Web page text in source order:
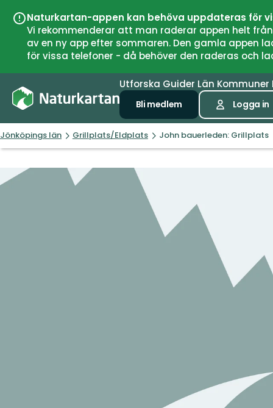
Naturkartan-appen kan behöva uppdateras för
Vi rekommenderar att man raderar appen helt
av en ny app efter sommaren. Den gamla
för vissa telefoner - då behöver den raderas och
Utforska Guider Län Kommuner
Bli medlem Logga in
Jönköpings län Grillplats/Eldplats John bauerleden: Grillplats